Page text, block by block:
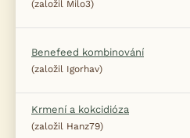
(založil Milo3)
Benefeed kombinování
(založil Igorhav)
Krmení a kokcidióza
(založil Hanz79)